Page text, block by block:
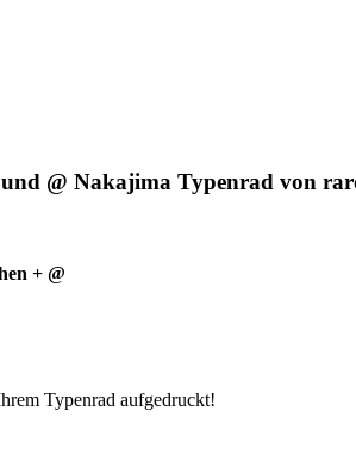
@ Nakajima Typenrad von
+ @
Typenrad aufgedruckt!